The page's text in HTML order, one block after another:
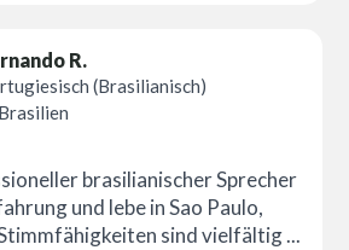
R.
(Brasilianisch)
Brasilien
brasilianischer Sprecher
und lebe in Sao Paulo,
sind vielfältig ...